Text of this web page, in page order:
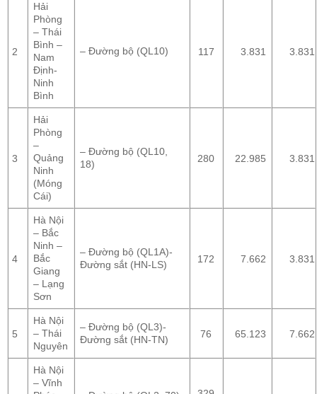
2
Hải
Phòng
– Thái
Bình –
Nam
Định-
Ninh
Bình
– Đường bộ (QL10) 117 3.831 3.831
3
Hải
Phòng
–
Quảng
Ninh
(Móng
Cái)
– Đường bộ (QL10,
18)
280 22.985 3.831
4
Hà Nội
– Bắc
Ninh –
Bắc
Giang
– Lạng
Sơn
– Đường bộ (QL1A)-
Đường sắt (HN-LS)
172 7.662 3.831
5
Hà Nội
– Thái
Nguyên
– Đường bộ (QL3)-
Đường sắt (HN-TN)
76 65.123 7.662
Hà Nội
– Vĩnh